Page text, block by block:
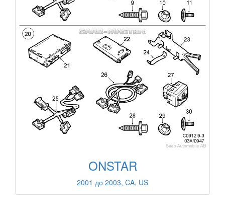
ONSTAR
2001 до 2003, CA, US